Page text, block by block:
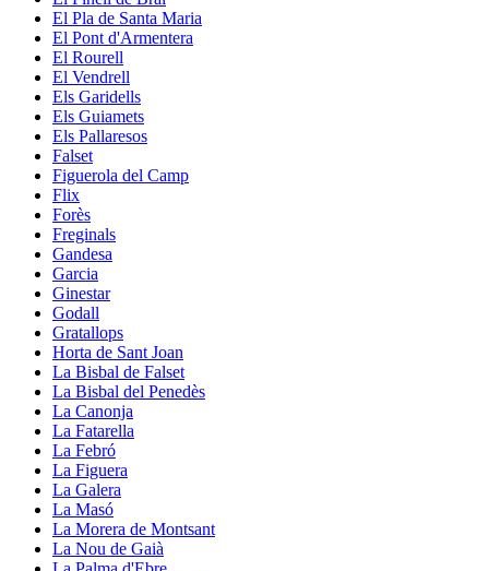
El Pla de Santa Maria
El Pont d'Armentera
El Rourell
El Vendrell
Els Garidells
Els Guiamets
Els Pallaresos
Falset
Figuerola del Camp
Flix
Forès
Freginals
Gandesa
Garcia
Ginestar
Godall
Gratallops
Horta de Sant Joan
La Bisbal de Falset
La Bisbal del Penedès
La Canonja
La Fatarella
La Febró
La Figuera
La Galera
La Masó
La Morera de Montsant
La Nou de Gaià